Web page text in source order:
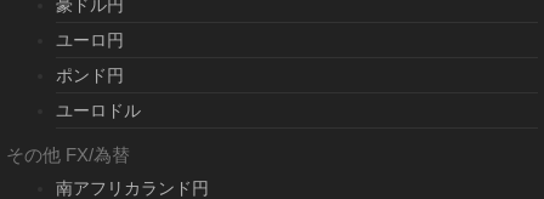
豪ドル円
ユーロ円
ポンド円
ユーロドル
その他 FX/為替
南アフリカランド円